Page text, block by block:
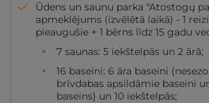
Ūdens un saunu parka "Atostogų
apmeklējums (izvēlētā laikā) - 1
pieaugušie + 1 bērns līdz 15 gadu
7 saunas: 5 iekštelpās un 2 ārā;
16 baseini: 6 āra baseini
brīvdabas apsildāmie baseini
baseins) un 10 iekštelpās;